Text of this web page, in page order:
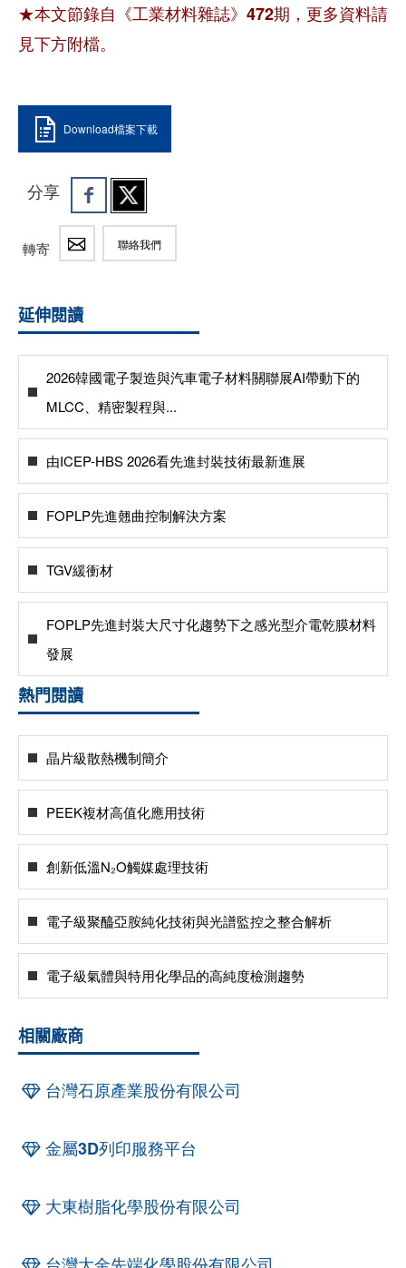
★本文節錄自《工業材料雜誌》472期，更多資料請
見下方附檔。
Download檔案下載
分享
轉寄 聯絡我們
延伸閱讀
2026韓國電子製造與汽車電子材料關聯展AI帶動下的
MLCC、精密製程與...
由ICEP-HBS 2026看先進封裝技術最新進展
FOPLP先進翹曲控制解決方案
TGV緩衝材
FOPLP先進封裝大尺寸化趨勢下之感光型介電乾膜材料
發展
熱門閱讀
晶片級散熱機制簡介
PEEK複材高值化應用技術
創新低溫N₂O觸媒處理技術
電子級聚醯亞胺純化技術與光譜監控之整合解析
電子級氣體與特用化學品的高純度檢測趨勢
相關廠商
台灣石原產業股份有限公司
金屬3D列印服務平台
大東樹脂化學股份有限公司